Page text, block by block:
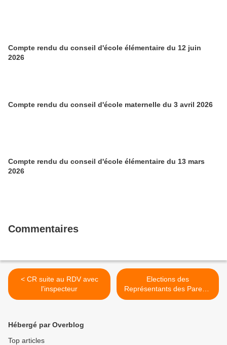
Compte rendu du conseil d'école élémentaire du 12 juin
2026
Compte rendu du conseil d'école maternelle du 3 avril 2026
Compte rendu du conseil d'école élémentaire du 13 mars
2026
Commentaires
< CR suite au RDV avec
l'inspecteur
Elections des
Représentants des Parents
d'Elèves >
Hébergé par Overblog
Top articles